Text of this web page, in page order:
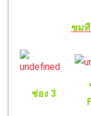
ชม
ช่อง 3